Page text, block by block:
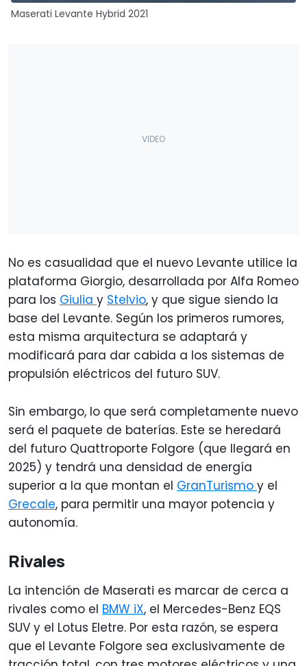
Maserati Levante Hybrid 2021
No es casualidad que el nuevo Levante utilice la
plataforma Giorgio, desarrollada por Alfa Romeo
para los Giulia y Stelvio, y que sigue siendo la
base del Levante. Según los primeros rumores,
esta misma arquitectura se adaptará y
modificará para dar cabida a los sistemas de
propulsión eléctricos del futuro SUV.
Sin embargo, lo que será completamente nuevo
será el paquete de baterías. Este se heredará
del futuro Quattroporte Folgore (que llegará en
2025) y tendrá una densidad de energía
superior a la que montan el GranTurismo y el
Grecale, para permitir una mayor potencia y
autonomía.
Rivales
La intención de Maserati es marcar de cerca a
rivales como el BMW iX, el Mercedes-Benz EQS
SUV y el Lotus Eletre. Por esta razón, se espera
que el Levante Folgore sea exclusivamente de